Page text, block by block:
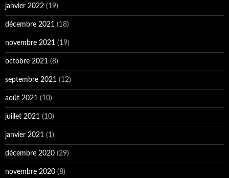
janvier 2022 (19)
décembre 2021 (18)
novembre 2021 (19)
octobre 2021 (8)
septembre 2021 (12)
août 2021 (10)
juillet 2021 (10)
janvier 2021 (1)
décembre 2020 (29)
novembre 2020 (8)